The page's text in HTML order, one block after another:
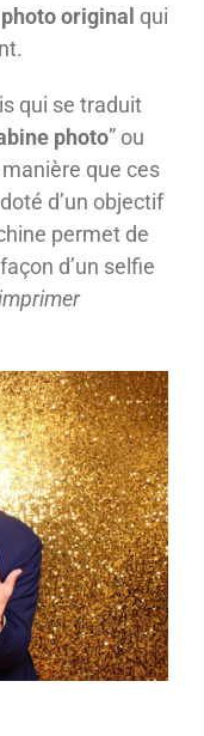
original qui
qui se traduit
photo” ou
que ces
d’un objectif
permet de
d’un selfie